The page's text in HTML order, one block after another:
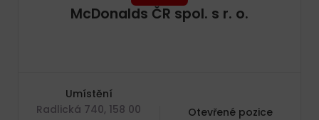
McDonalds ČR spol. s r. o.
Umístění
Radlická 740, 158 00
Otevřené pozice